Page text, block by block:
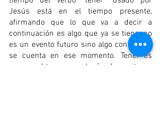
Jesús está en el tiempo presente,
afirmando que lo que va a decir a
continuación es algo que ya se tiene, no
es un evento futuro sino algo con lo que
se cuenta en ese momento. Tener es
poseer, obtener, ser dueño de, es tener